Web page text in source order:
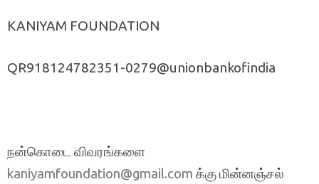
KANIYAM FOUNDATION
QR918124782351-0279@unionbankofindia
நன்கொடை விவரங்களை
kaniyamfoundation@gmail.com க்கு மின்னஞ்சல்